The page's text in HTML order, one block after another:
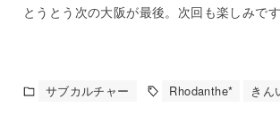
とうとう次の大阪が最後。次回も楽しみです
サブカルチャー Rhodanthe* きん